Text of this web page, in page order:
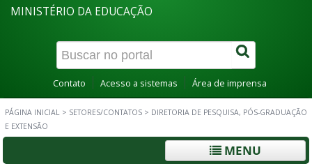
MINISTÉRIO DA EDUCAÇÃO
Contato Acesso a sistemas Área de imprensa
PÁGINA INICIAL > SETORES/CONTATOS > DIRETORIA DE PESQUISA, PÓS-GRADUAÇÃO
E EXTENSÃO
MENU